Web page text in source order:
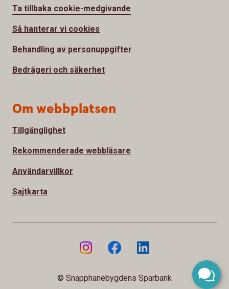
Ta tillbaka cookie-medgivande
Så hanterar vi cookies
Behandling av personuppgifter
Bedrägeri och säkerhet
Om webbplatsen
Tillgänglighet
Rekommenderade webbläsare
Användarvillkor
Sajtkarta
© Snapphanebygdens Sparbank